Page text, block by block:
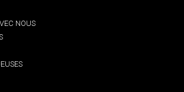
NOUS